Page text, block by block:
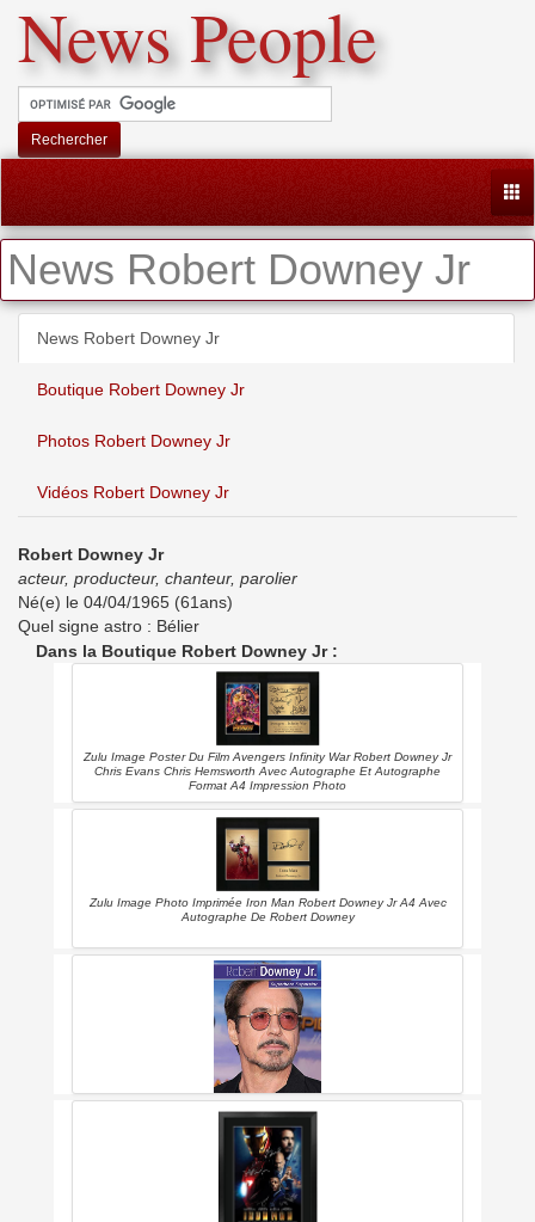
News People
Rechercher
News Robert Downey Jr
News Robert Downey Jr
Boutique Robert Downey Jr
Photos Robert Downey Jr
Vidéos Robert Downey Jr
Robert Downey Jr
acteur, producteur, chanteur, parolier
Né(e) le 04/04/1965 (61ans)
Quel signe astro : Bélier
Dans la Boutique Robert Downey Jr :
Zulu Image Poster Du Film Avengers Infinity War Robert Downey Jr
Chris Evans Chris Hemsworth Avec Autographe Et Autographe
Format A4 Impression Photo
Zulu Image Photo Imprimée Iron Man Robert Downey Jr A4 Avec
Autographe De Robert Downey
Robert Downey Jr.: Superhero Superstar